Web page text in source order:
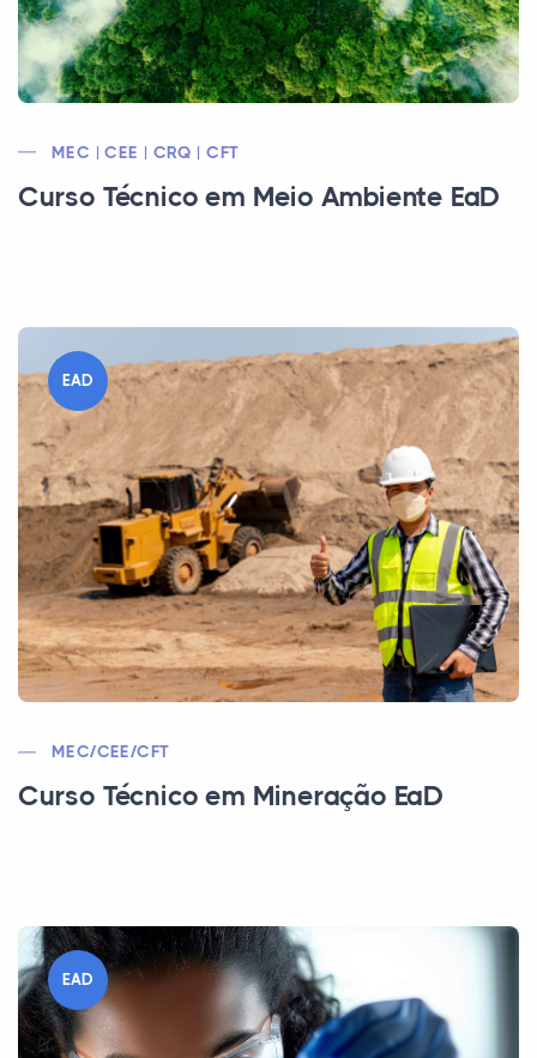
MEC | CEE | CRQ | CFT
Curso Técnico em Meio Ambiente EaD
EAD
MEC/CEE/CFT
Curso Técnico em Mineração EaD
EAD